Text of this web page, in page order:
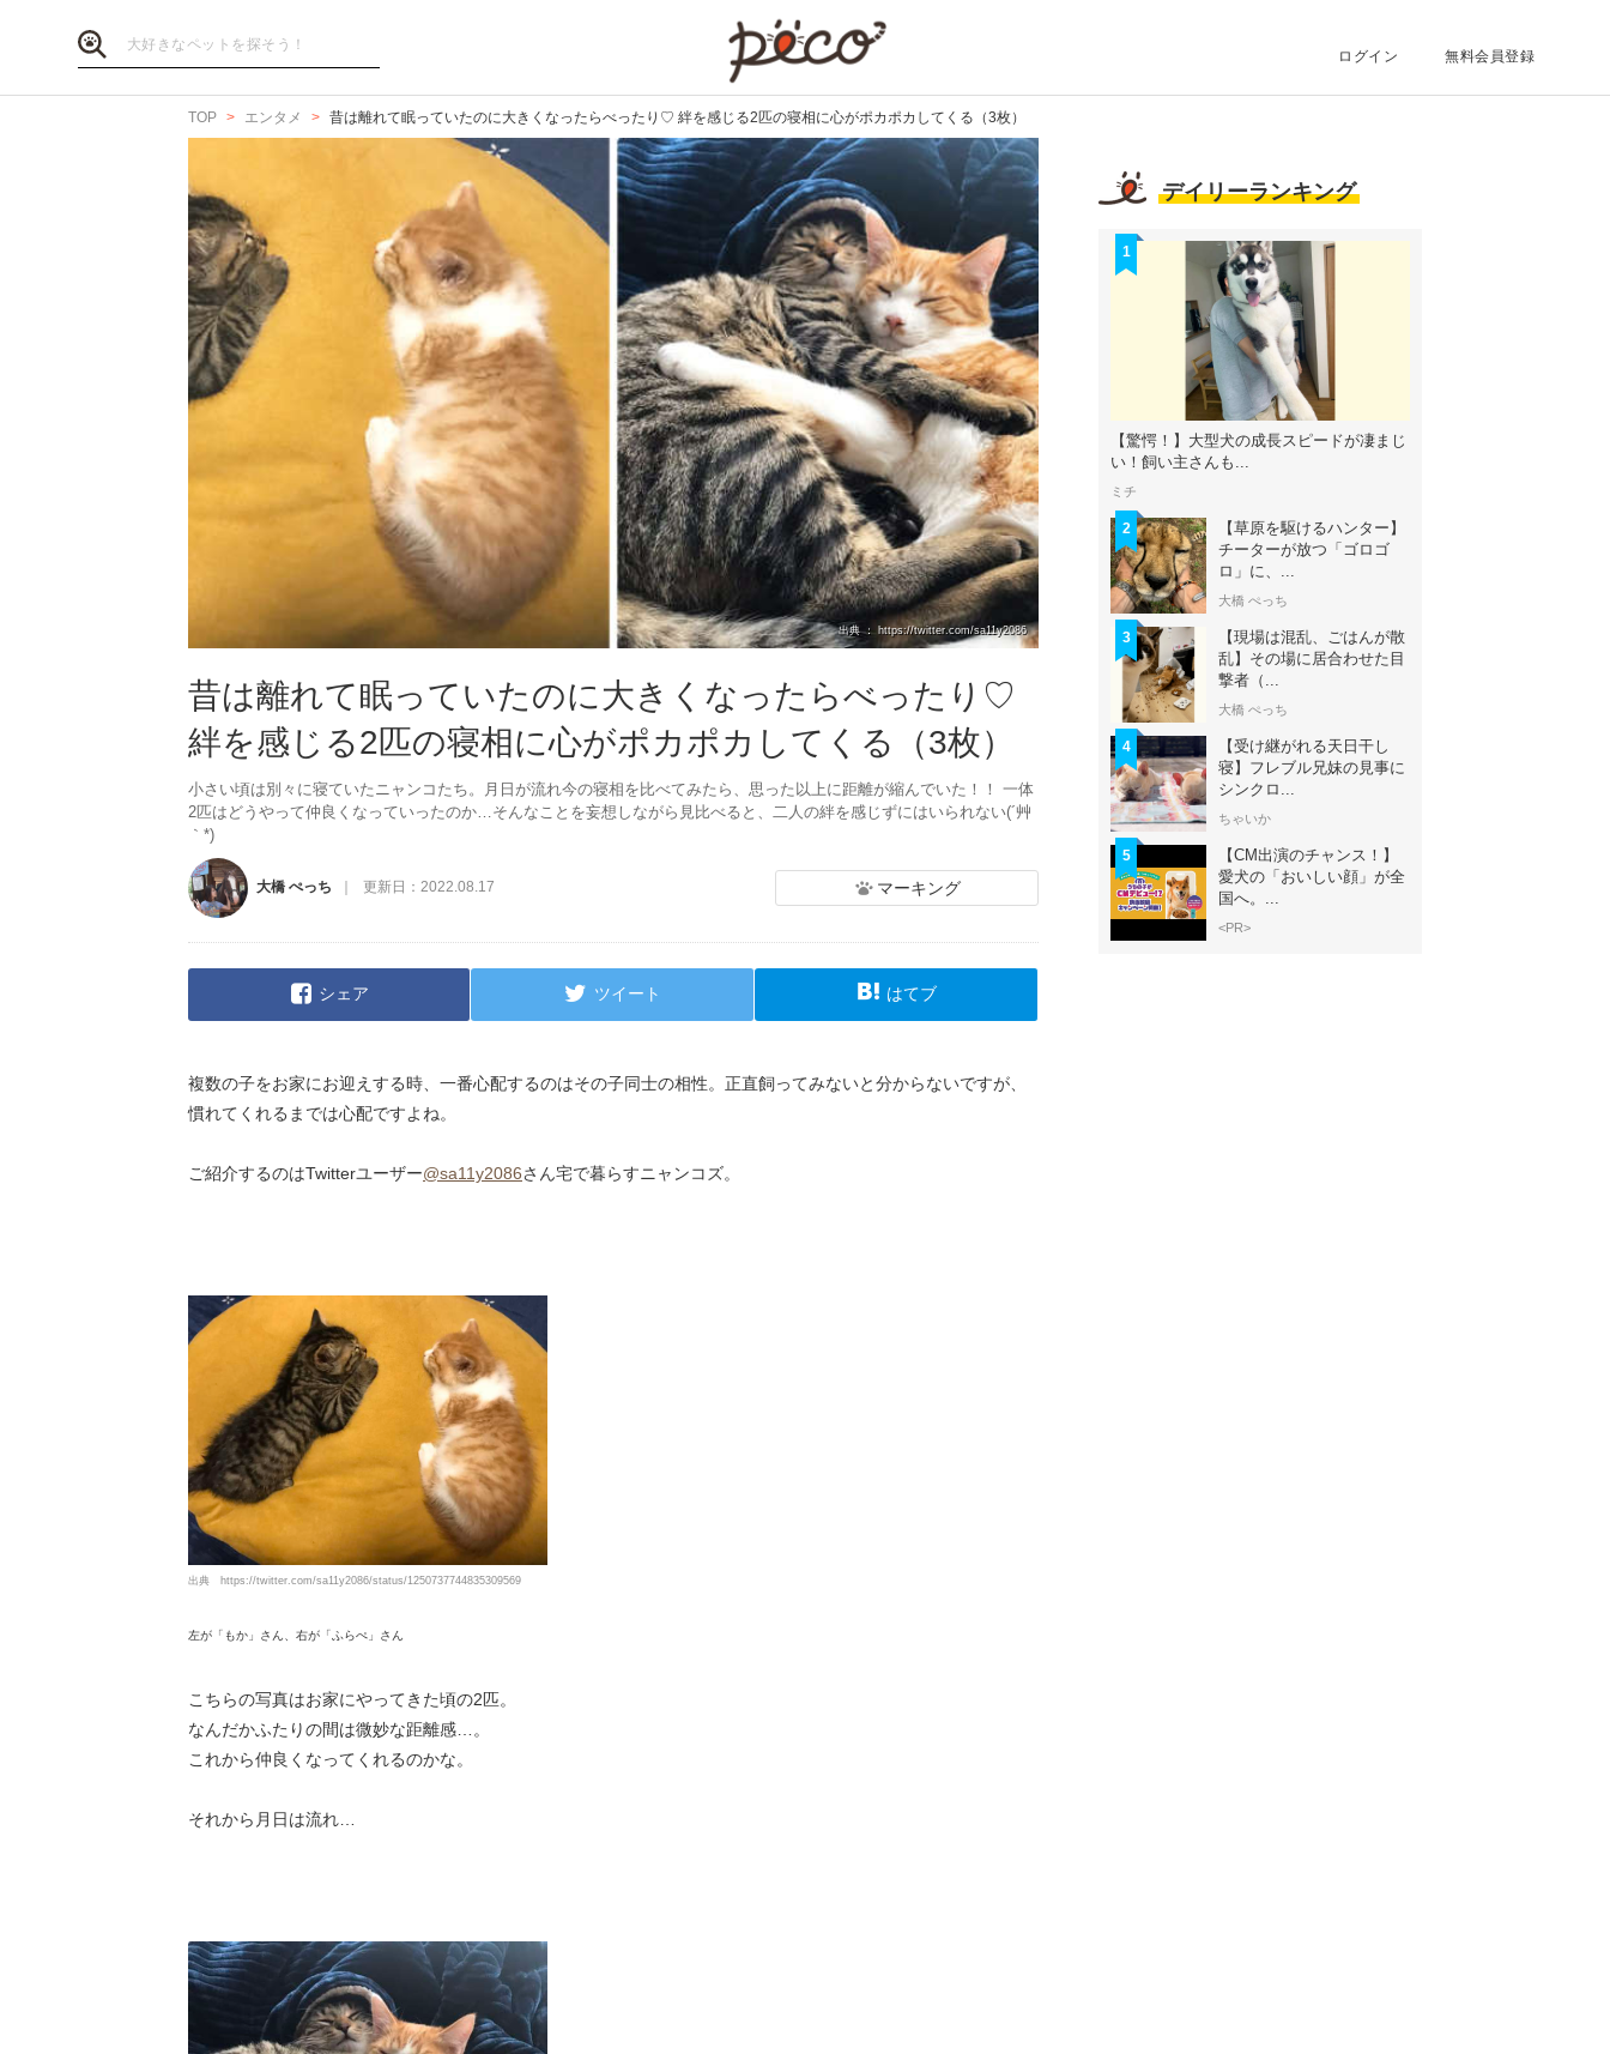
ログイン 無料会員登録
TOP エンタメ 昔は離れて眠っていたのに大きくなったらべったり♡ 絆を感じる2匹の寝相に心がポカポカしてくる（3枚）
出典 ： https://twitter.com/sa11y2086
昔は離れて眠っていたのに大きくなったらべったり♡
絆を感じる2匹の寝相に心がポカポカしてくる（3枚）
小さい頃は別々に寝ていたニャンコたち。月日が流れ今の寝相を比べてみたら、思った以上に距離が縮んでいた！！ 一体
2匹はどうやって仲良くなっていったのか…そんなことを妄想しながら見比べると、二人の絆を感じずにはいられない(´艸
｀*)
大橋 ぺっち 更新日： 2022.08.17 マーキング
シェア ツイート はてブ
複数の子をお家にお迎えする時、一番心配するのはその子同士の相性。正直飼ってみないと分からないですが、
慣れてくれるまでは心配ですよね。
ご紹介するのはTwitterユーザー@sa11y2086さん宅で暮らすニャンコズ。
出典 https://twitter.com/sa11y2086/status/1250737744835309569
左が「もか」さん、右が「ふらぺ」さん
こちらの写真はお家にやってきた頃の2匹。
なんだかふたりの間は微妙な距離感…。
これから仲良くなってくれるのかな。
それから月日は流れ…
デイリーランキング
1
【驚愕！】大型犬の成長スピードが凄まじ
い！飼い主さんも...
ミチ
2
【草原を駆けるハンター】
チーターが放つ「ゴロゴ
ロ」に、...
大橋 ぺっち
3
【現場は混乱、ごはんが散
乱】その場に居合わせた目
撃者（...
大橋 ぺっち
4
【受け継がれる天日干し
寝】フレブル兄妹の見事に
シンクロ...
ちゃいか
5
【CM出演のチャンス！】
愛犬の「おいしい顔」が全
国へ。...
<PR>